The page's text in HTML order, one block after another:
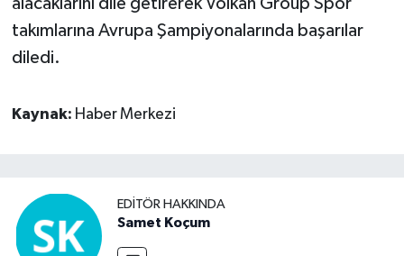
alacaklarını dile getirerek Volkan Group Spor
takımlarına Avrupa Şampiyonalarında başarılar
diledi.
Kaynak: Haber Merkezi
EDITÖR HAKKINDA
Samet Koçum